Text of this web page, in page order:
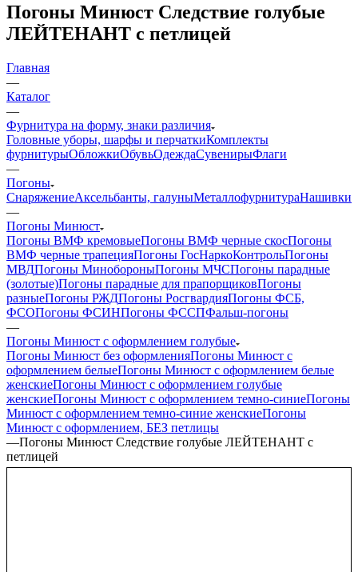
Погоны Минюст Следствие голубые
ЛЕЙТЕНАНТ с петлицей
Главная
—
Каталог
—
Фурнитура на форму, знаки различия
Головные уборы, шарфы и перчаткиКомплекты
фурнитурыОбложкиОбувьОдеждаСувенирыФлаги
—
Погоны
СнаряжениеАксельбанты, галуныМеталлофурнитураНашивки
—
Погоны Минюст
Погоны ВМФ кремовыеПогоны ВМФ черные скосПогоны
ВМФ черные трапецияПогоны ГосНаркоКонтрольПогоны
МВДПогоны МинобороныПогоны МЧСПогоны парадные
(золотые)Погоны парадные для прапорщиковПогоны
разныеПогоны РЖДПогоны РосгвардияПогоны ФСБ,
ФСОПогоны ФСИНПогоны ФССПФальш-погоны
—
Погоны Минюст с оформлением голубые
Погоны Минюст без оформленияПогоны Минюст с
оформлением белыеПогоны Минюст с оформлением белые
женскиеПогоны Минюст с оформлением голубые
женскиеПогоны Минюст с оформлением темно-синиеПогоны
Минюст с оформлением темно-синие женскиеПогоны
Минюст с оформлением, БЕЗ петлицы
—Погоны Минюст Следствие голубые ЛЕЙТЕНАНТ с
петлицей